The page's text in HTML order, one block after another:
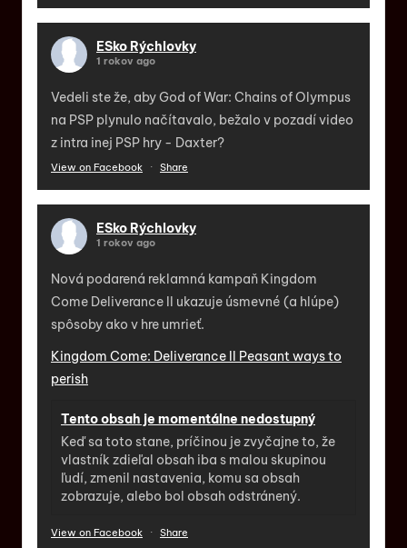
ESko Rýchlovky
1 rokov ago
Vedeli ste že, aby God of War: Chains of Olympus
na PSP plynulo načítavalo, bežalo v pozadí video
z intra inej PSP hry - Daxter?
View on Facebook · Share
ESko Rýchlovky
1 rokov ago
Nová podarená reklamná kampaň Kingdom
Come Deliverance II ukazuje úsmevné (a hlúpe)
spôsoby ako v hre umrieť.
Kingdom Come: Deliverance II Peasant ways to
perish
Tento obsah je momentálne nedostupný
Keď sa toto stane, príčinou je zvyčajne to, že
vlastník zdieľal obsah iba s malou skupinou
ľudí, zmenil nastavenia, komu sa obsah
zobrazuje, alebo bol obsah odstránený.
View on Facebook · Share